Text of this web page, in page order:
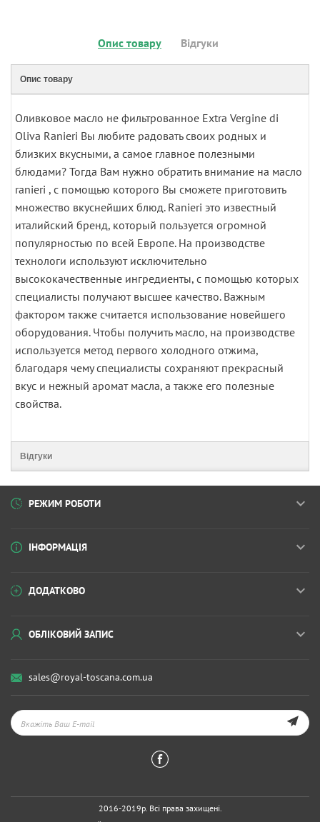
Опис товару Відгуки
Опис товару
Оливковое масло не фильтрованное Extra Vergine di
Oliva Ranieri Вы любите радовать своих родных и
близких вкусными, а самое главное полезными
блюдами? Тогда Вам нужно обратить внимание на масло
ranieri , с помощью которого Вы сможете приготовить
множество вкуснейших блюд. Ranieri это известный
италийский бренд, который пользуется огромной
популярностью по всей Европе. На производстве
технологи используют исключительно
высококачественные ингредиенты, с помощью которых
специалисты получают высшее качество. Важным
фактором также считается использование новейшего
оборудования. Чтобы получить масло, на производстве
используется метод первого холодного отжима,
благодаря чему специалисты сохраняют прекрасный
вкус и нежный аромат масла, а также его полезные
свойства.
Відгуки
РЕЖИМ РОБОТИ
ІНФОРМАЦІЯ
ДОДАТКОВО
ОБЛІКОВИЙ ЗАПИС
sales@royal-toscana.com.ua
2016-2019р. Всі права захищені.